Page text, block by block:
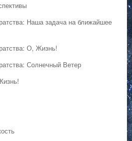
Наша задача на ближайшее
О, Жизнь!
Солнечный Ветер